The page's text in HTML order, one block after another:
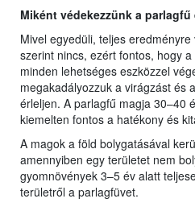
Miként védekezzünk a parlagfű
Mivel egyedüli, teljes
szerint nincs, ezért fontos, hogy
minden lehetséges eszközzel
megakadályozzuk a virágzást és
érleljen. A parlagfű magja 30–40
kiemelten fontos a hatékony és
A magok a föld bolygatásával
amennyiben egy területet nem
gyomnövények 3–5 év alatt
területről a parlagfüvet.